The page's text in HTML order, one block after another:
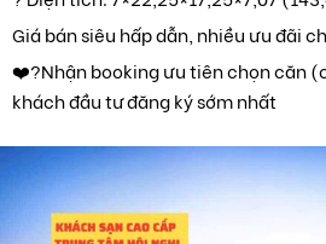
Giá bán siêu hấp dẫn, nhiều ưu đãi
❤️‍?Nhận booking ưu tiên chọn căn
khách đầu tư đăng ký sớm nhất